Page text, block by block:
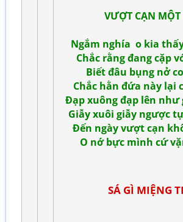
VƯỢT CẠN MỘT
Ngắm nghía o kia
Chắc rằng đang cặp
Biết đâu bụng nở
Chắc hằn đứa này lại
Đạp xuông đạp lên như
Giẫy xuôi giẫy ngược
Đến ngày vượt cạn
O nớ bực mình cứ
N-
SÁ GÌ MIỆNG